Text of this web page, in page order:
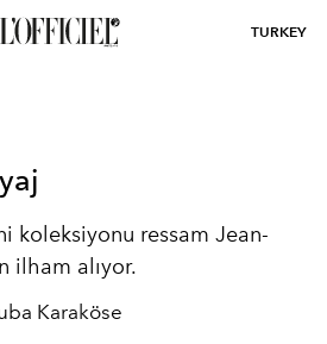
TURKEY
koleksiyonu ressam Jean-
ilham alıyor.
Karaköse